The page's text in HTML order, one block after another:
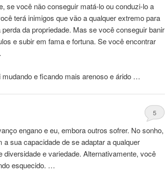
se você não conseguir matá-lo ou conduzi-lo a
terá inimigos que vão a qualquer extremo para
da propriedade. Mas se você conseguir banir
e subir em fama e fortuna. Se você encontrar
mudandoe ficando mais arenoso e árido …
5
engano e eu, embora outros sofrer. No sonho,
sua capacidade de se adaptar a qualquer
diversidade e variedade. Alternativamente, você
esquecido. …